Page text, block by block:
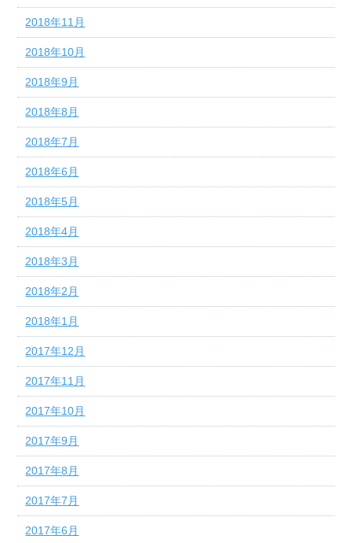
2018年11月
2018年10月
2018年9月
2018年8月
2018年7月
2018年6月
2018年5月
2018年4月
2018年3月
2018年2月
2018年1月
2017年12月
2017年11月
2017年10月
2017年9月
2017年8月
2017年7月
2017年6月